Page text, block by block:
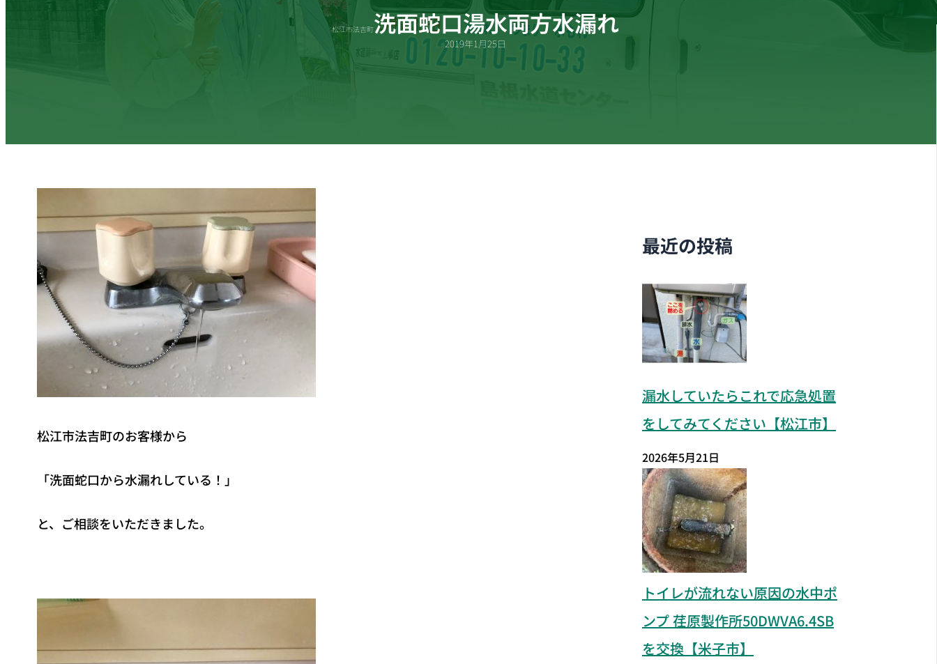
松江市法吉町洗面蛇口湯水両方水漏れ
2019年1月25日
松江市法吉町のお客様から
「洗面蛇口から水漏れしている！」
と、ご相談をいただきました。
最近の投稿
漏水していたらこれで応急処置
をしてみてください【松江市】
2026年5月21日
トイレが流れない原因の水中ポ
ンプ 荏原製作所50DWVA6.4SB
を交換【米子市】